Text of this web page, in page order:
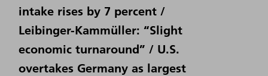
intake rises by 7 percent /
Leibinger-Kammüller: “Slight
economic turnaround” / U.S.
overtakes Germany as largest